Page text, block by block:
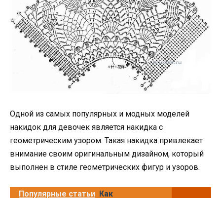
Одной из самых популярных и модных моделей
накидок для девочек является накидка с
геометрическим узором. Такая накидка привлекает
внимание своим оригинальным дизайном, который
выполнен в стиле геометрических фигур и узоров.
Популярные статьи Как